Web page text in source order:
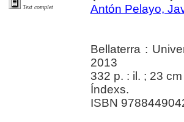
Text complet
Antón Pelayo,
Bellaterra :
2013
332 p. : il. ; 23 cm
Índexs.
ISBN